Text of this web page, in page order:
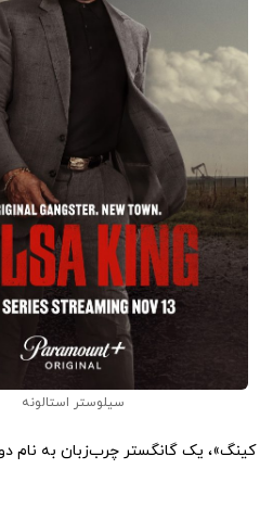
سیلوستر استالونه
یک گانگستر چرب‌زبان به نام